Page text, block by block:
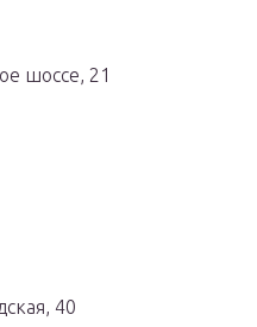
шоссе, 21
40